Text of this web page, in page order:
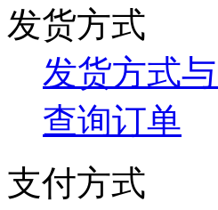
发货方式
发货方式
查询订单
支付方式